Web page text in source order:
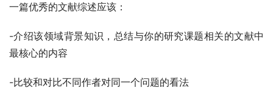
一篇优秀的文献综述应该：
-介绍该领域背景知识，总结与你的研究课题相关的文献中
最核心的内容
-比较和对比不同作者对同一个问题的看法